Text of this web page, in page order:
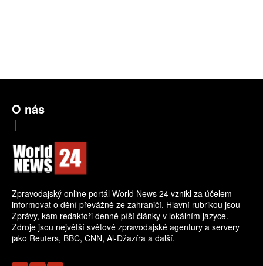
O nás
Zpravodajský online portál World News 24 vznikl za účelem
informovat o dění převážně ze zahraničí. Hlavní rubrikou jsou
Zprávy, kam redaktoři denně píší články v lokálním jazyce.
Zdroje jsou největší světové zpravodajské agentury a servery
jako Reuters, BBC, CNN, Al-Džazíra a další.